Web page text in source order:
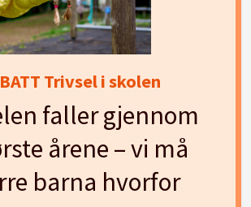
Trivsel i skolen
faller gjennom
årene – vi må
barna hvorfor